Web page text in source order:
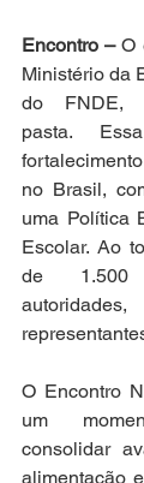
Encontro – O
Ministério da
do FNDE,
pasta.
no Brasil,
uma Política
Escolar. Ao
de 1.500
O Encontro
um
consolidar
alimentação